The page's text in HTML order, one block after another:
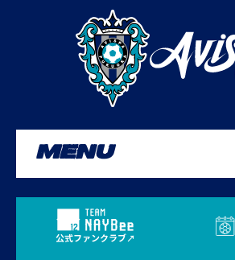
MENU
公式ファンクラブ